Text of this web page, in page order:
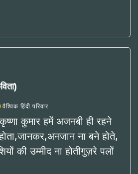
वैश्विक हिंदी परिवार
कुमार हमें अजनबी ही रहने
ना बने होते,
की उम्मीद ना होतीगुज़रे पलों